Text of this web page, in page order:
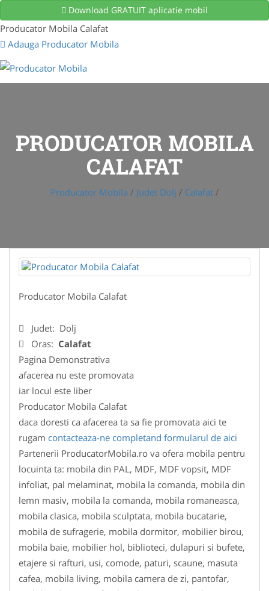
Download GRATUIT aplicatie mobil
Producator Mobila Calafat
Adauga Producator Mobila
PRODUCATOR MOBILA
CALAFAT
Producator Mobila / Judet Dolj / Calafat/
Producator Mobila Calafat
Judet: Dolj
Oras: Calafat
Pagina Demonstrativa
afacerea nu este promovata
iar locul este liber
Producator Mobila Calafat
daca doresti ca afacerea ta sa fie promovata aici te
rugam contacteaza-ne completand formularul de aici
Partenerii ProducatorMobila.ro va ofera mobila pentru
locuinta ta: mobila din PAL, MDF, MDF vopsit, MDF
infoliat, pal melaminat, mobila la comanda, mobila din
lemn masiv, mobila la comanda, mobila romaneasca,
mobila clasica, mobila sculptata, mobila bucatarie,
mobila de sufragerie, mobila dormitor, mobilier birou,
mobila baie, mobilier hol, biblioteci, dulapuri si bufete,
etajere si rafturi, usi, comode, paturi, scaune, masuta
cafea, mobila living, mobila camera de zi, pantofar,